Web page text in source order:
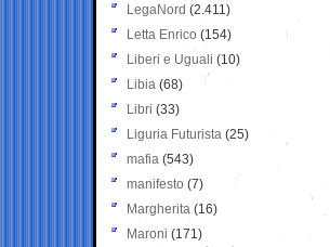
LegaNord (2.411)
Letta Enrico (154)
Liberi e Uguali (10)
Libia (68)
Libri (33)
Liguria Futurista (25)
mafia (543)
manifesto (7)
Margherita (16)
Maroni (171)